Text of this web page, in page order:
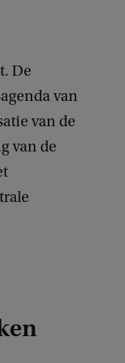
De
van
van de
van de